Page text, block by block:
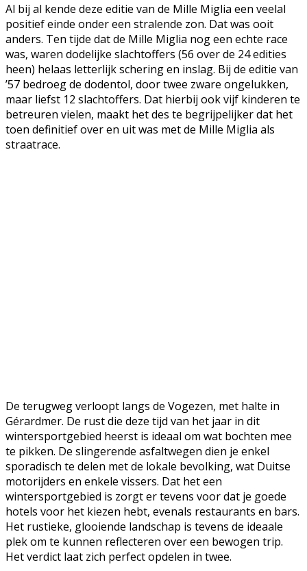
Al bij al kende deze editie van de Mille Miglia een veelal
positief einde onder een stralende zon. Dat was ooit
anders. Ten tijde dat de Mille Miglia nog een echte race
was, waren dodelijke slachtoffers (56 over de 24 edities
heen) helaas letterlijk schering en inslag. Bij de editie van
’57 bedroeg de dodentol, door twee zware ongelukken,
maar liefst 12 slachtoffers. Dat hierbij ook vijf kinderen te
betreuren vielen, maakt het des te begrijpelijker dat het
toen definitief over en uit was met de Mille Miglia als
straatrace.
De terugweg verloopt langs de Vogezen, met halte in
Gérardmer. De rust die deze tijd van het jaar in dit
wintersportgebied heerst is ideaal om wat bochten mee
te pikken. De slingerende asfaltwegen dien je enkel
sporadisch te delen met de lokale bevolking, wat Duitse
motorijders en enkele vissers. Dat het een
wintersportgebied is zorgt er tevens voor dat je goede
hotels voor het kiezen hebt, evenals restaurants en bars.
Het rustieke, glooiende landschap is tevens de ideaale
plek om te kunnen reflecteren over een bewogen trip.
Het verdict laat zich perfect opdelen in twee.